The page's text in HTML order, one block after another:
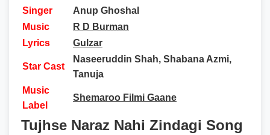
Singer
Anup Ghoshal
Music
R D Burman
Lyrics
Gulzar
Star Cast
Naseeruddin Shah, Shabana Azmi,
Tanuja
Music
Label
Shemaroo Filmi Gaane
Tujhse Naraz Nahi Zindagi Song